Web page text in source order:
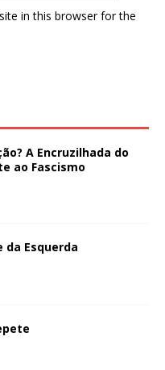
in this browser for the
A Encruzilhada do
ao Fascismo
da Esquerda